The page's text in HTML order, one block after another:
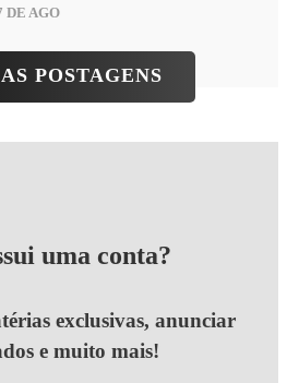
DE AGO
POSTAGENS
uma conta?
exclusivas, anunciar
e muito mais!